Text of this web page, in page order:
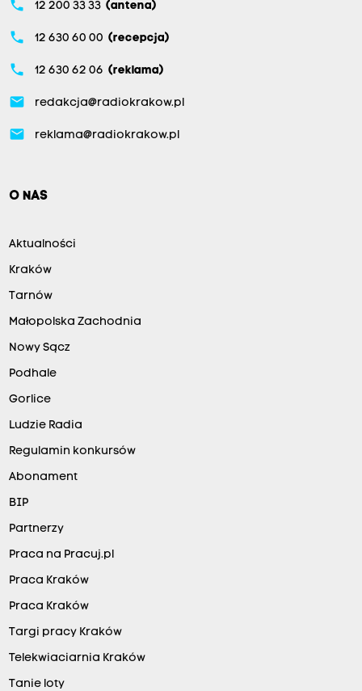
phone 12 200 33 33 (antena)
phone 12 630 60 00 (recepcja)
phone 12 630 62 06 (reklama)
email redakcja@radiokrakow.pl
email reklama@radiokrakow.pl
O NAS
Aktualności
Kraków
Tarnów
Małopolska Zachodnia
Nowy Sącz
Podhale
Gorlice
Ludzie Radia
Regulamin konkursów
Abonament
BIP
Partnerzy
Praca na Pracuj.pl
Praca Kraków
Praca Kraków
Targi pracy Kraków
Telekwiaciarnia Kraków
Tanie loty